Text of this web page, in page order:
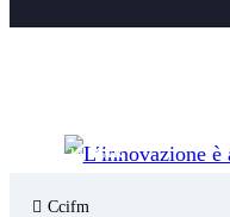
28 MAR
Ccifm